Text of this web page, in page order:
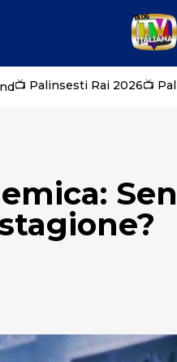
📺 Palinsesti Rai 2026📺